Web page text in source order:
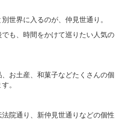
世界に入るのが、仲見世通り。
も、時間をかけて巡りたい人気の
お土産、和菓子などたくさんの個
。
院通り、新仲見世通りなどの個性